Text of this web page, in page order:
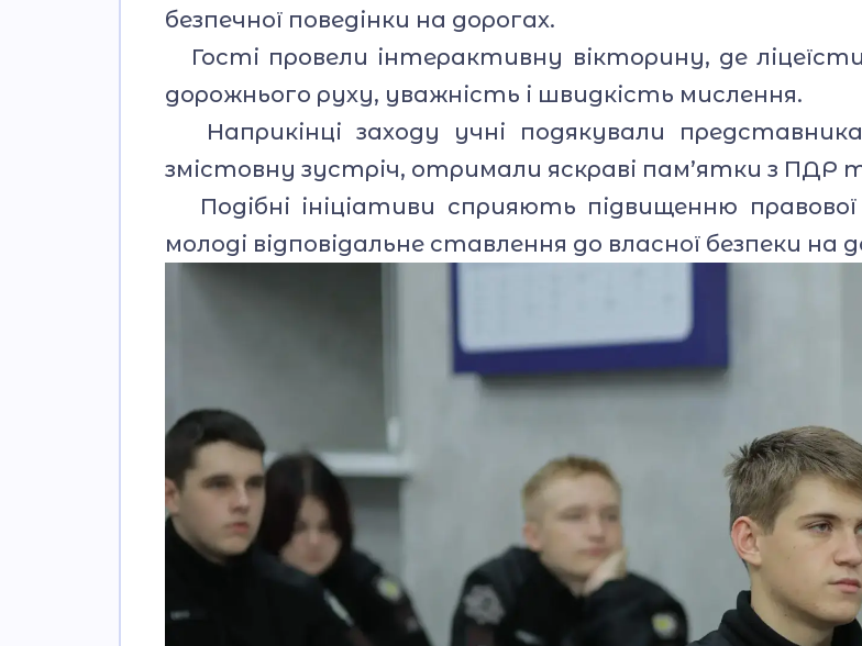
безпечної поведінки на дорогах.
Гості провели інтерактивну вікторину, де
дорожнього руху, уважність і швидкість мислення.
Наприкінці заходу учні подякували
змістовну зустріч, отримали яскраві пам’ятки з ПДР
Подібні ініціативи сприяють підвищенню
молоді відповідальне ставлення до власної безпеки на